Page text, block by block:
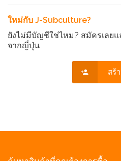
ใหม่กับ J-Subculture?
ยังไม่มีบัญชีใช่ไหม? สมัครเลย
จากญี่ปุ่น
สร้